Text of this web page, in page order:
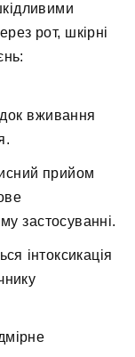
рот, шкірні
вживання
прийом
застосуванні.
інтоксикація